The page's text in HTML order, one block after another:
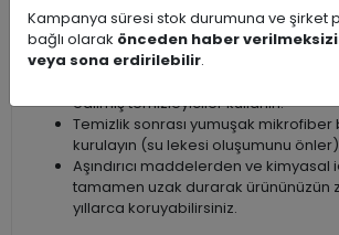
Önerilen bakım ve temizlik:
Günlük temizlik için ılık su + nötr pH’lı
edilmiş temizleyiciler kullanın.
Temizlik sonrası yumuşak
kurulayın (su lekesi oluşumunu
Aşındırıcı maddelerden ve
tamamen uzak durarak ürününüzün
yıllarca koruyabilirsiniz.
Kampanya süresi stok durumuna ve şirket
bağlı olarak önceden haber
veya sona erdirilebilir.